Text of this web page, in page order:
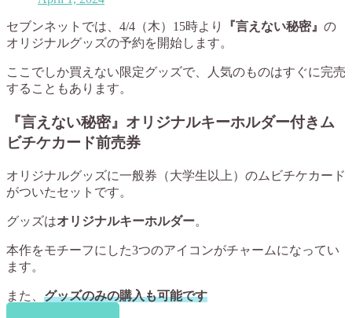
セブンネットでは、4/4（木）15時より 『言えない秘密』 の
オリジナルグッズの予約を開始します。
ここでしか買えない限定グッズで、人気のものはすぐに完売
することもあります。
『言えない秘密』オリジナルキーホルダー付きム
ビチケカード前売券
オリジナルグッズに一般券（大学生以上）のムビチケカード
がついたセットです。
グッズはオリジナルキーホルダー。
本作をモチーフにした3つのアイコンがチャームになってい
ます。
また、 グッズのみの購入も可能です